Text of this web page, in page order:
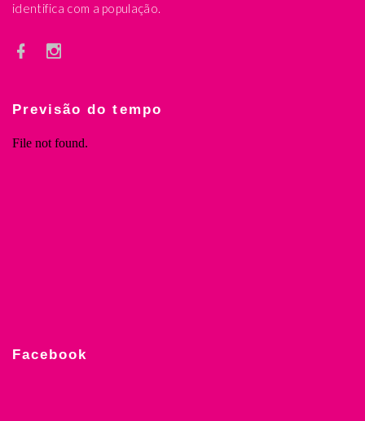
identifica com a população.
Previsão do tempo
Facebook